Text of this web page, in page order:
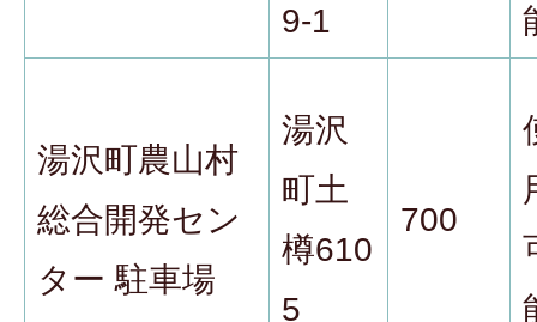
9-1
湯沢町農山村
総合開発セン
ター 駐車場
湯沢
町土
樽610
5
700